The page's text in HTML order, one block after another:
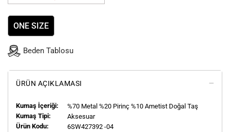
ONE SIZE
Beden Tablosu
ÜRÜN AÇIKLAMASI
Kumaş İçeriği:
%70 Metal %20 Pirinç %10 Ametist Doğal Taş
Kumaş Tipi:
Aksesuar
Ürün Kodu:
6SW427392 -04